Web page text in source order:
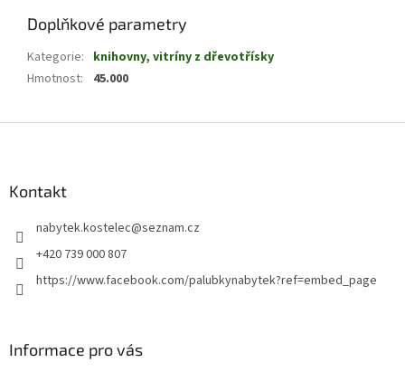
Doplňkové parametry
Kategorie: knihovny, vitríny z dřevotřísky
Hmotnost: 45.000
Kontakt
nabytek.kostelec@seznam.cz
+420 739 000 807
https://www.facebook.com/palubkynabytek?ref=embed_page
Informace pro vás